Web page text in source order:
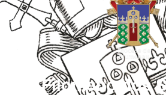
Frei Filomeno dos